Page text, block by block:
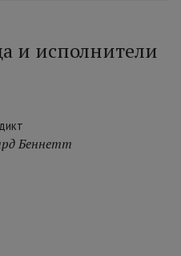
и исполнители
Беннетт